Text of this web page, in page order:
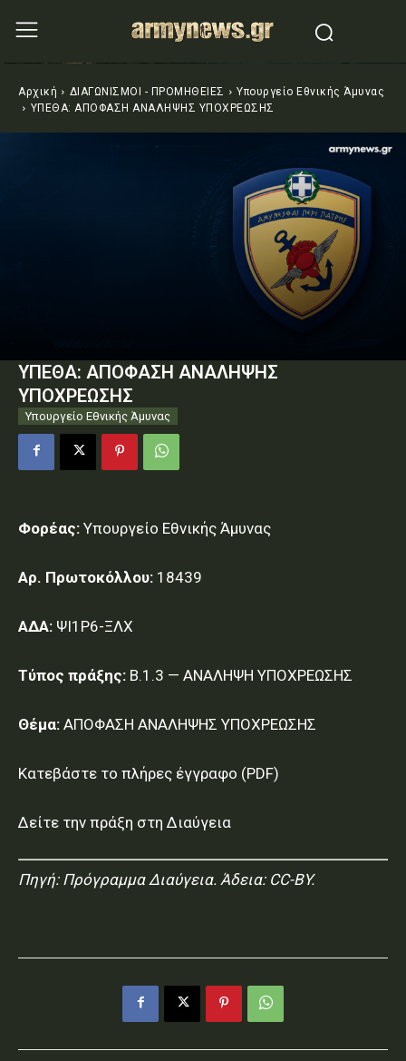
Αρχική ΔΙΑΓΩΝΙΣΜΟΙ - ΠΡΟΜΗΘΕΙΕΣ
Υπουργείο Εθνικής Άμυνας
ΥΠΕΘΑ: ΑΠΟΦΑΣΗ ΑΝΑΛΗΨΗΣ ΥΠΟΧΡΕΩΣΗΣ
ΥΠΕΘΑ: ΑΠΟΦΑΣΗ ΑΝΑΛΗΨΗΣ
ΥΠΟΧΡΕΩΣΗΣ
Υπουργείο Εθνικής Άμυνας
Φορέας: Υπουργείο Εθνικής Άμυνας
Αρ. Πρωτοκόλλου: 18439
ΑΔΑ: ΨΙ1Ρ6-ΞΛΧ
Τύπος πράξης: Β.1.3 — ΑΝΑΛΗΨΗ ΥΠΟΧΡΕΩΣΗΣ
Θέμα: ΑΠΟΦΑΣΗ ΑΝΑΛΗΨΗΣ ΥΠΟΧΡΕΩΣΗΣ
Κατεβάστε το πλήρες έγγραφο (PDF)
Δείτε την πράξη στη Διαύγεια
Πηγή: Πρόγραμμα Διαύγεια. Άδεια: CC-BY.